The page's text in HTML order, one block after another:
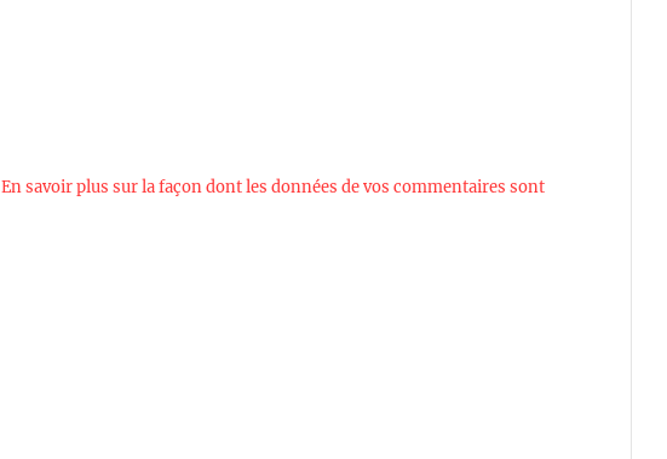
En savoir plus sur la façon dont les données de vos commentaires sont